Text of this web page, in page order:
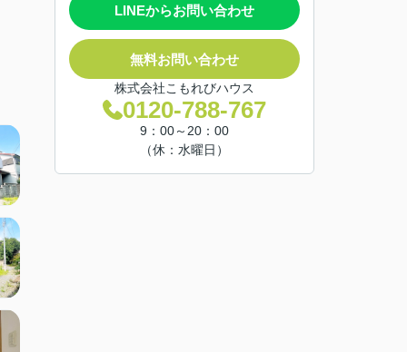
LINEからお問い合わせ
無料お問い合わせ
株式会社こもれびハウス
0120-788-767
9：00～20：00
（休：水曜日）